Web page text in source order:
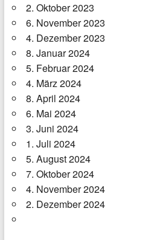
2. Oktober 2023
6. November 2023
4. Dezember 2023
8. Januar 2024
5. Februar 2024
4. März 2024
8. April 2024
6. Mai 2024
3. Juni 2024
1. Juli 2024
5. August 2024
7. Oktober 2024
4. November 2024
2. Dezember 2024